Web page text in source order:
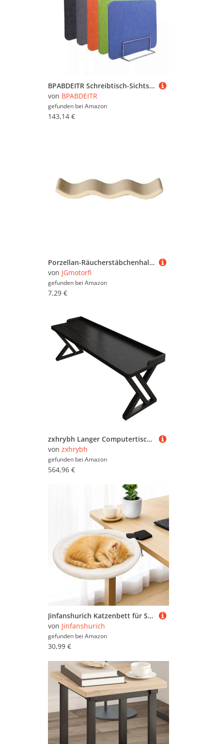
BPABDEITR Schreibtisch-Sichtschutzwand, Sichtschutzteiler for den Schreibtisch, Mehrfarbig, mehrere Größen(Oranje,40X120CM)
von BPABDEITR
gefunden bei Amazon
143,14 €
Porzellan-Räucherstäbchenhalter für Schreibtisch- und Teestubendekoration mit elegantem, minimalistischem Design, stabiler Boden sorgt für Stabilität für verschiedene Räuchersorten (HP1036-3CF)
von JGmotorfi
gefunden bei Amazon
7,29 €
zxhrybh Langer Computertisch aus Massivholz, Doppel-Arbeitstisch für Studenten, Schreibtisch für Homeoffice, PC Tisch für Gaming im Schlafzimmer, Einfache Montage(Black,120x60cm)
von zxhrybh
gefunden bei Amazon
564,96 €
Jinfanshurich Katzenbett für Schreibtisch - 360° drehbar & höhenverstellbar Katzenkorb, Abnehmbarer tragbarer Katzenbettständer, weiches Katzenhängematte für Home Office (Weiß)
von Jinfanshurich
gefunden bei Amazon
30,99 €